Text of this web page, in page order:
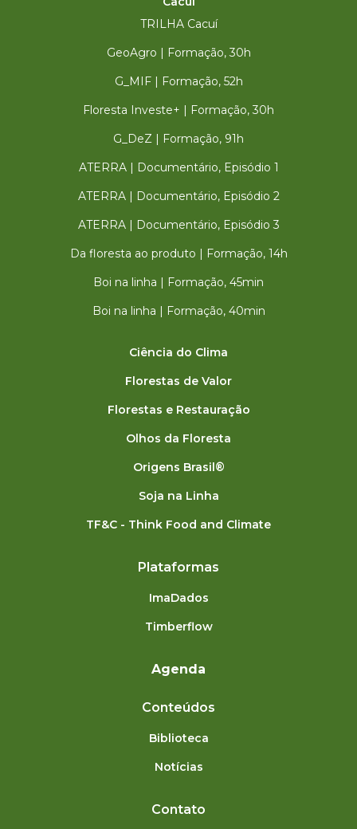
TRILHA Cacuí
GeoAgro | Formação, 30h
G_MIF | Formação, 52h
Floresta Investe+ | Formação, 30h
G_DeZ | Formação, 91h
ATERRA | Documentário, Episódio 1
ATERRA | Documentário, Episódio 2
ATERRA | Documentário, Episódio 3
Da floresta ao produto | Formação, 14h
Boi na linha | Formação, 45min
Boi na linha | Formação, 40min
Ciência do Clima
Florestas de Valor
Florestas e Restauração
Olhos da Floresta
Origens Brasil®
Soja na Linha
TF&C - Think Food and Climate
Plataformas
ImaDados
Timberflow
Agenda
Conteúdos
Biblioteca
Notícias
Contato